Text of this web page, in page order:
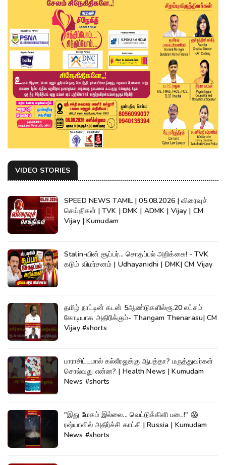
VIDEO STORIES
SPEED NEWS TAMIL | 05.08.2026 | விரைவுச்
செய்திகள் | TVK | DMK | ADMK | Vijay | CM
Vijay | Kumudam
Stalin-யின் சூப்பர்... சொதப்பல் அறிக்கை! - TVK
கடும் விமர்சனம் | Udhayanidhi | DMK| CM Vijay
தமிழ் நாட்டின் கடன் 5ஆண்டுகளில்ரூ.20 லட்சம்
கோடியாக அதிரிக்கும்- Thangam Thenarasu| CM
Vijay #shorts
பாராசிட்டமால் கல்லீரலுக்கு ஆபத்தா? மருத்துவர்கள்
சொல்வது என்ன? | Health News | Kumudam
News #shorts
"இது மேகம் இல்லை... வெட்டுக்கிளி படை!" 😱
ரஷ்யாவில் அதிர்ச்சி காட்சி | Russia | Kumudam
News #shorts